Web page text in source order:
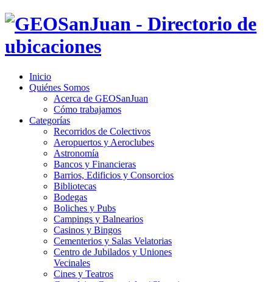
Inicio
Quiénes Somos
Acerca de GEOSanJuan
Cómo trabajamos
Categorías
Recorridos de Colectivos
Aeropuertos y Aeroclubes
Astronomía
Bancos y Financieras
Barrios, Edificios y Consorcios
Bibliotecas
Bodegas
Boliches y Pubs
Campings y Balnearios
Casinos y Bingos
Cementerios y Salas Velatorias
Centro de Jubilados y Uniones
Vecinales
Cines y Teatros